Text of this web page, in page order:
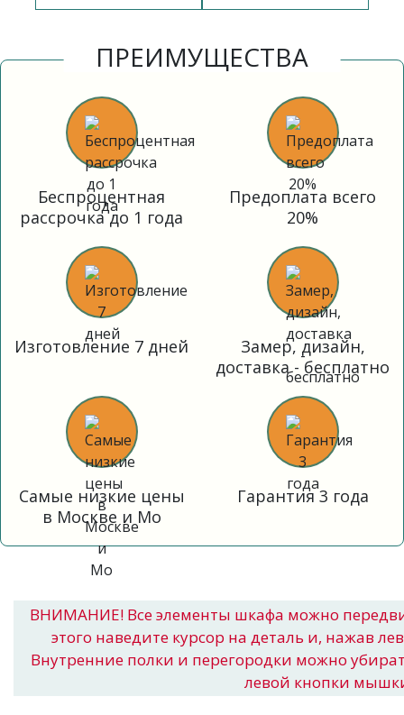
ПРЕИМУЩЕСТВА
Беспроцентная
рассрочка до 1 года
Предоплата всего
20%
Изготовление 7 дней
Замер, дизайн,
доставка - бесплатно
Самые низкие цены
в Москве и Мо
Гарантия 3 года
ВНИМАНИЕ! Все элементы шкафа можно
этого наведите курсор на деталь и, нажав
Внутренние полки и перегородки можно
левой кнопки